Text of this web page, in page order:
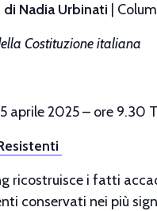
di Nadia Urbinati
Costituzione italiana
aprile 2025 – ore 9.30
ricostruisce i fatti
conservati nei più